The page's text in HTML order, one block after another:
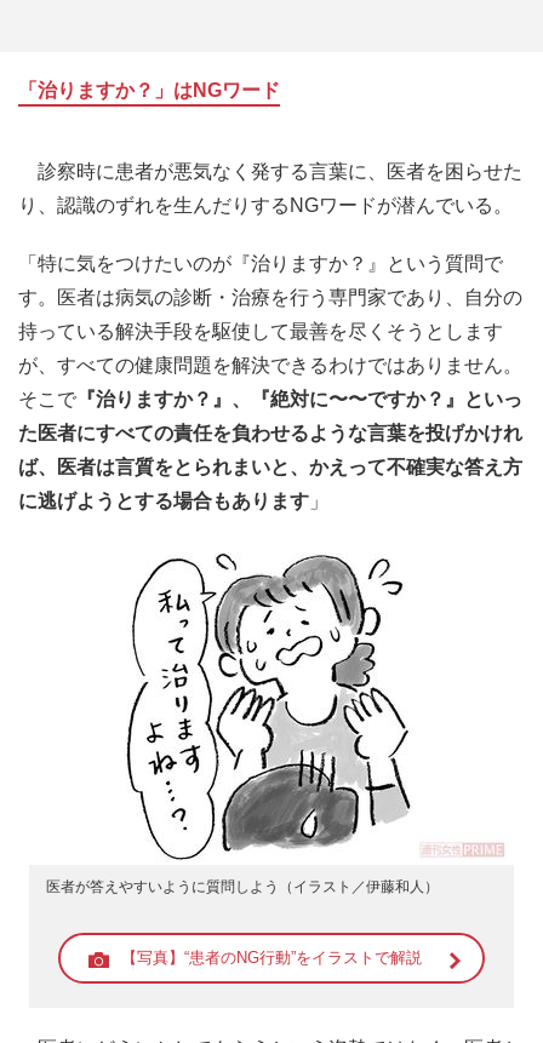
「治りますか？」はNGワード
診察時に患者が悪気なく発する言葉に、医者を困らせた
り、認識のずれを生んだりするNGワードが潜んでいる。
「特に気をつけたいのが『治りますか？』という質問で
す。医者は病気の診断・治療を行う専門家であり、自分の
持っている解決手段を駆使して最善を尽くそうとします
が、すべての健康問題を解決できるわけではありません。
そこで 『治りますか？』、『絶対に〜〜ですか？』といっ
た医者にすべての責任を負わせるような言葉を投げかけれ
ば、医者は言質をとられまいと、かえって不確実な答え方
に逃げようとする場合もあります 」
医者が答えやすいように質問しよう（イラスト／伊藤和人）
【写真】“患者のNG行動”をイラストで解説